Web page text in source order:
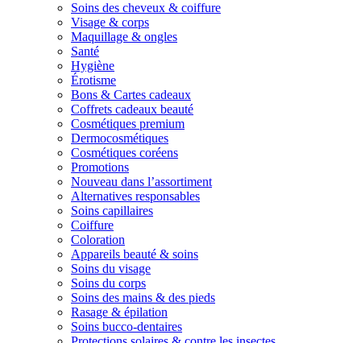
Soins des cheveux & coiffure
Visage & corps
Maquillage & ongles
Santé
Hygiène
Érotisme
Bons & Cartes cadeaux
Coffrets cadeaux beauté
Cosmétiques premium
Dermocosmétiques
Cosmétiques coréens
Promotions
Nouveau dans l’assortiment
Alternatives responsables
Soins capillaires
Coiffure
Coloration
Appareils beauté & soins
Soins du visage
Soins du corps
Soins des mains & des pieds
Rasage & épilation
Soins bucco-dentaires